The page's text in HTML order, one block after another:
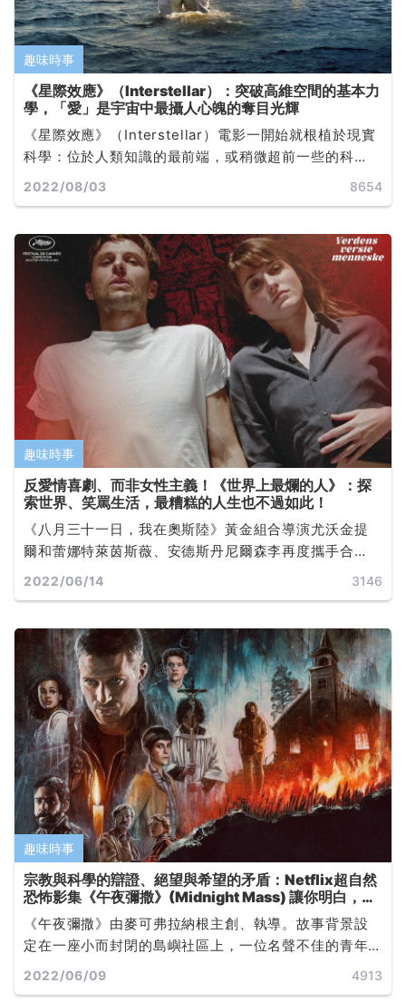
趣味時事
《星際效應》（Interstellar）：突破高維空間的基本力
學，「愛」是宇宙中最攝人心魄的奪目光輝
《星際效應》（Interstellar）電影一開始就根植於現實
科學：位於人類知識的最前端，或稍微超前一些的科
學……這是部從導演、編劇到製片，所有人都尊重科學的
2022/08/03 8654
趣味時事
反愛情喜劇、而非女性主義！《世界上最爛的人》：探
索世界、笑罵生活，最糟糕的人生也不過如此！
《八月三十一日，我在奧斯陸》黃金組合導演尤沃金提
爾和蕾娜特萊茵斯薇、安德斯丹尼爾森李再度攜手合
作。蕾娜特萊茵斯薇榮獲坎城影展影后頭銜之作、2022
2022/06/14 3146
趣味時事
宗教與科學的辯證、絕望與希望的矛盾：Netflix超自然
恐怖影集《午夜彌撒》(Midnight Mass) 讓你明白，永
生並非天使的恩賜... ...
《午夜彌撒》由麥可弗拉納根主創、執導。故事背景設
定在一座小而封閉的島嶼社區上，一位名聲不佳的青年
返鄉後，遇上一位極具魅力但身世成謎的年輕牧師。兩
2022/06/09 4913